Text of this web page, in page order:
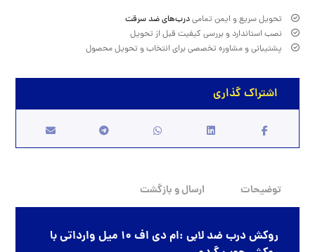
تحویل سریع و ایمن تمامیدرب‌های ضد سرقت
نصب استاندارد و بررسی کیفیت قبل از تحویل
پشتیبانی و مشاوره تخصصی برای انتخاب و تحویل محصول
توضیحات ارسال و بازگشت
روکش درب ضد لابی :ام دی اف 10 میل وارداتی با